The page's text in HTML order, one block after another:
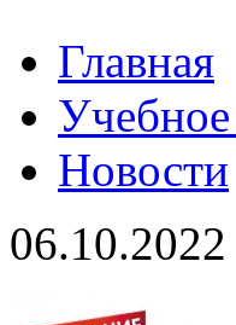
Главная
Учебное
Новости
06.10.2022